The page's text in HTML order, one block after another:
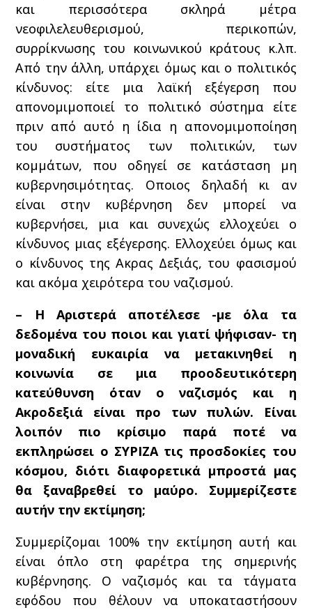
και περισσότερα σκληρά μέτρα
νεοφιλελευθερισμού, περικοπών,
συρρίκνωσης του κοινωνικού κράτους κ.λπ.
Από την άλλη, υπάρχει όμως και ο πολιτικός
κίνδυνος: είτε μια λαϊκή εξέγερση που
απονομιμοποιεί το πολιτικό σύστημα είτε
πριν από αυτό η ίδια η απονομιμοποίηση
του συστήματος των πολιτικών, των
κομμάτων, που οδηγεί σε κατάσταση μη
κυβερνησιμότητας. Οποιος δηλαδή κι αν
είναι στην κυβέρνηση δεν μπορεί να
κυβερνήσει, μια και συνεχώς ελλοχεύει ο
κίνδυνος μιας εξέγερσης. Ελλοχεύει όμως και
ο κίνδυνος της Ακρας Δεξιάς, του φασισμού
και ακόμα χειρότερα του ναζισμού.
– Η Αριστερά αποτέλεσε -με όλα τα
δεδομένα του ποιοι και γιατί ψήφισαν- τη
μοναδική ευκαιρία να μετακινηθεί η
κοινωνία σε μια προοδευτικότερη
κατεύθυνση όταν ο ναζισμός και η
Ακροδεξιά είναι προ των πυλών. Είναι
λοιπόν πιο κρίσιμο παρά ποτέ να
εκπληρώσει ο ΣΥΡΙΖΑ τις προσδοκίες του
κόσμου, διότι διαφορετικά μπροστά μας
θα ξαναβρεθεί το μαύρο. Συμμερίζεστε
αυτήν την εκτίμηση;
Συμμερίζομαι 100% την εκτίμηση αυτή και
είναι όπλο στη φαρέτρα της σημερινής
κυβέρνησης. Ο ναζισμός και τα τάγματα
εφόδου που θέλουν να υποκαταστήσουν